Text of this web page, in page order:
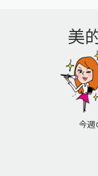
美
今